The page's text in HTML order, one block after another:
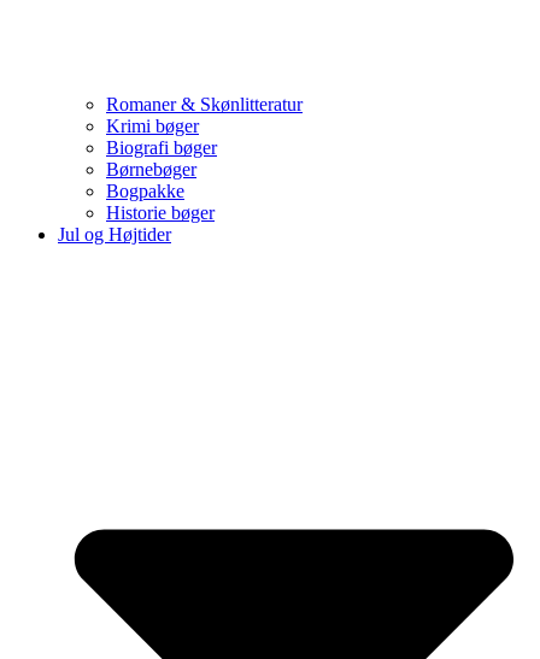
Romaner & Skønlitteratur
Krimi bøger
Biografi bøger
Børnebøger
Bogpakke
Historie bøger
Jul og Højtider